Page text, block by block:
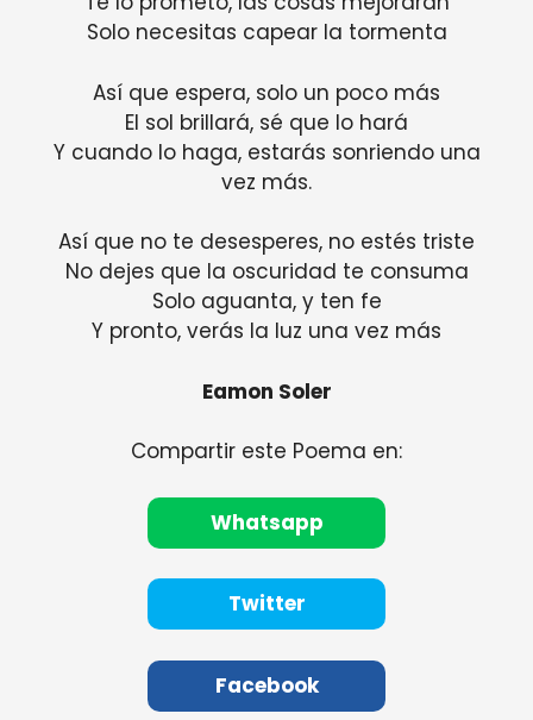
Solo necesitas capear la tormenta
Así que espera, solo un poco más
El sol brillará, sé que lo hará
Y cuando lo haga, estarás sonriendo una
vez más.
Así que no te desesperes, no estés triste
No dejes que la oscuridad te consuma
Solo aguanta, y ten fe
Y pronto, verás la luz una vez más
Eamon Soler
Compartir este Poema en:
Whatsapp
Twitter
Facebook